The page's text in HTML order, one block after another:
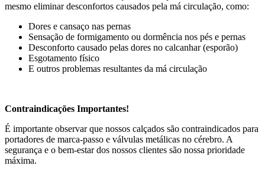
mesmo eliminar desconfortos causados pela má circulação, como:
Dores e cansaço nas pernas
Sensação de formigamento ou dormência nos pés e pernas
Desconforto causado pelas dores no calcanhar (esporão)
Esgotamento físico
E outros problemas resultantes da má circulação
Contraindicações Importantes!
É importante observar que nossos calçados são contraindicados para
portadores de marca-passo e válvulas metálicas no cérebro. A
segurança e o bem-estar dos nossos clientes são nossa prioridade
máxima.